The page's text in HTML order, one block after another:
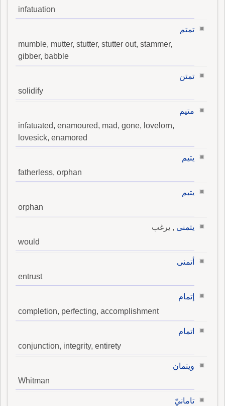
infatuation
تمتم
mumble, mutter, stutter, stutter out, stammer,
gibber, babble
تمتن
solidify
متيم
infatuated, enamoured, mad, gone, lovelorn,
lovesick, enamored
يتيم
fatherless, orphan
يتيم
orphan
يتمنى , يرغب
would
أتمنى
entrust
إتمام
completion, perfecting, accomplishment
اتمام
conjunction, integrity, entirety
ويتمان
Whitman
تامانيّ